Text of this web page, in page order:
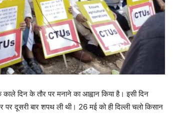
दिन के तौर पर मनाने का आह्वान किया है। इसी दिन
दूसरी बार शपथ ली थी। 26 मई को ही दिल्ली चलो किसान